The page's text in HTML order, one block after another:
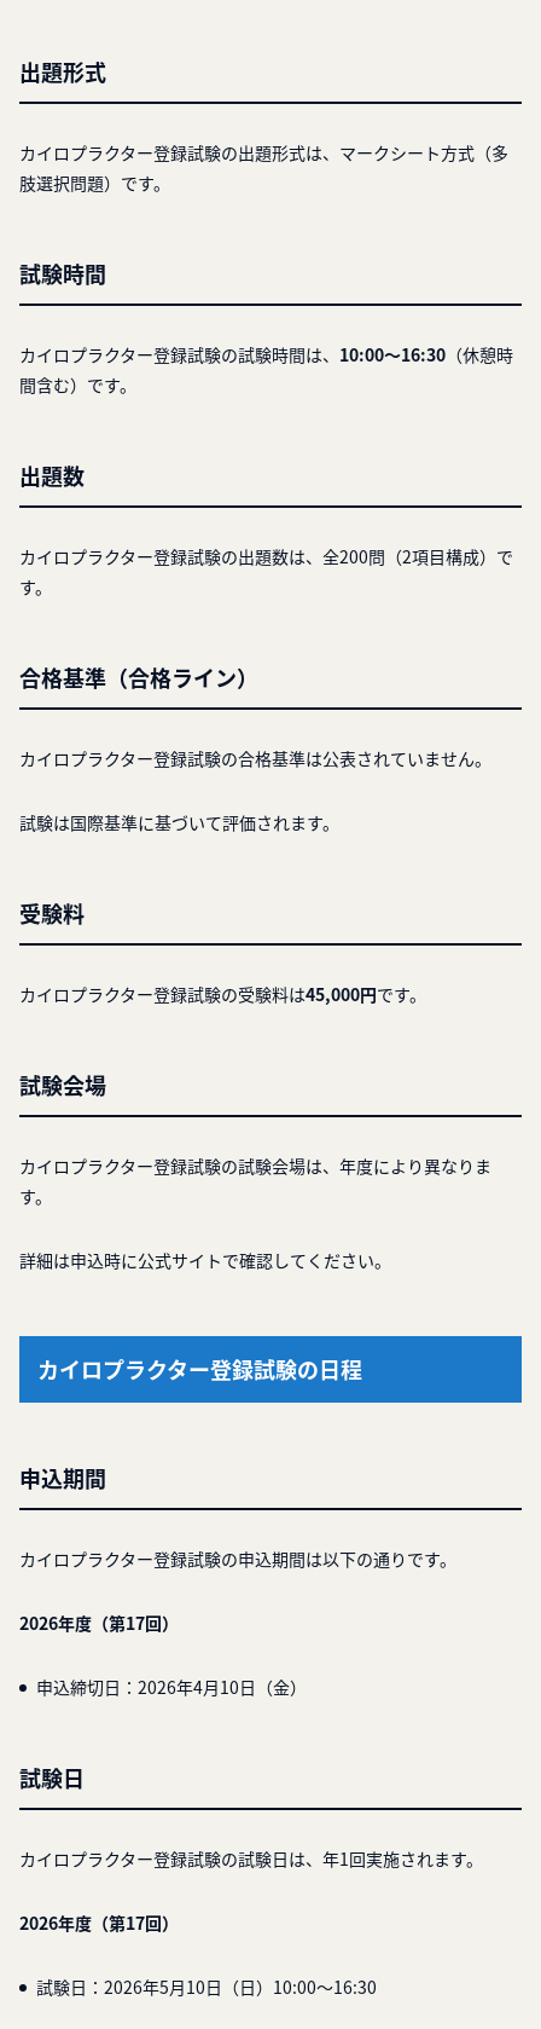
出題形式
カイロプラクター登録試験の出題形式は、マークシート方式（多
肢選択問題）です。
試験時間
カイロプラクター登録試験の試験時間は、 10:00～16:30 （休憩時
間含む）です。
出題数
カイロプラクター登録試験の出題数は、全200問（2項目構成）で
す。
合格基準（合格ライン）
カイロプラクター登録試験の合格基準は公表されていません。
試験は国際基準に基づいて評価されます。
受験料
カイロプラクター登録試験の受験料は45,000円です。
試験会場
カイロプラクター登録試験の試験会場は、年度により異なりま
す。
詳細は申込時に公式サイトで確認してください。
カイロプラクター登録試験の日程
申込期間
カイロプラクター登録試験の申込期間は以下の通りです。
2026年度（第17回）
申込締切日：2026年4月10日（金）
試験日
カイロプラクター登録試験の試験日は、年1回実施されます。
2026年度（第17回）
試験日：2026年5月10日（日）10:00～16:30